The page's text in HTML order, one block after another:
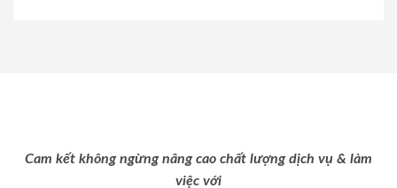
Cam kết không ngừng nâng cao chất lượng dịch vụ & làm
việc với